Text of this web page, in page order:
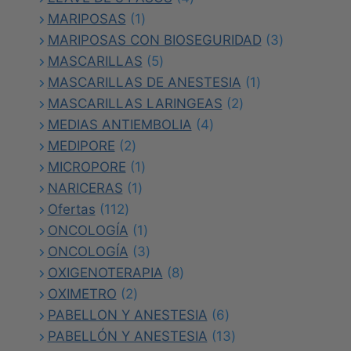
MARIPOSAS 11
producto
MARIPOSAS CON BIOSEGURIDAD 33
MASCARILLAS 55
productos
MASCARILLAS DE ANESTESIA 11
MASCARILLAS LARINGEAS 22
MEDIAS ANTIEMBOLIA 44
MEDIPORE 22
productos
MICROPORE 11
producto
NARICERAS 11
Ofertas 112112
productos
ONCOLOGÍA 11
producto
ONCOLOGÍA 33
productos
OXIGENOTERAPIA 88
OXIMETRO 22
productos
PABELLON Y ANESTESIA 66
productos
PABELLÓN Y ANESTESIA 1313